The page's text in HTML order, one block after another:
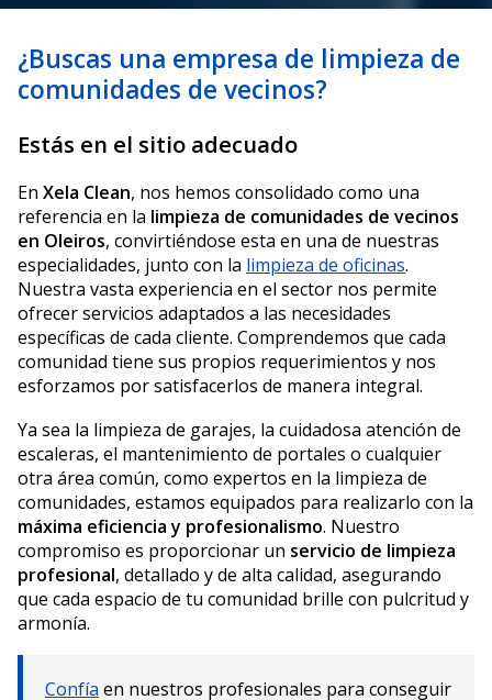
¿Buscas una empresa de limpieza de
comunidades de vecinos?
Estás en el sitio adecuado
En Xela Clean, nos hemos consolidado como una
referencia en la limpieza de comunidades de vecinos
en Oleiros, convirtiéndose esta en una de nuestras
especialidades, junto con la limpieza de oficinas.
Nuestra vasta experiencia en el sector nos permite
ofrecer servicios adaptados a las necesidades
específicas de cada cliente. Comprendemos que cada
comunidad tiene sus propios requerimientos y nos
esforzamos por satisfacerlos de manera integral.
Ya sea la limpieza de garajes, la cuidadosa atención de
escaleras, el mantenimiento de portales o cualquier
otra área común, como expertos en la limpieza de
comunidades, estamos equipados para realizarlo con la
máxima eficiencia y profesionalismo. Nuestro
compromiso es proporcionar un servicio de limpieza
profesional, detallado y de alta calidad, asegurando
que cada espacio de tu comunidad brille con pulcritud y
armonía.
Confía en nuestros profesionales para conseguir